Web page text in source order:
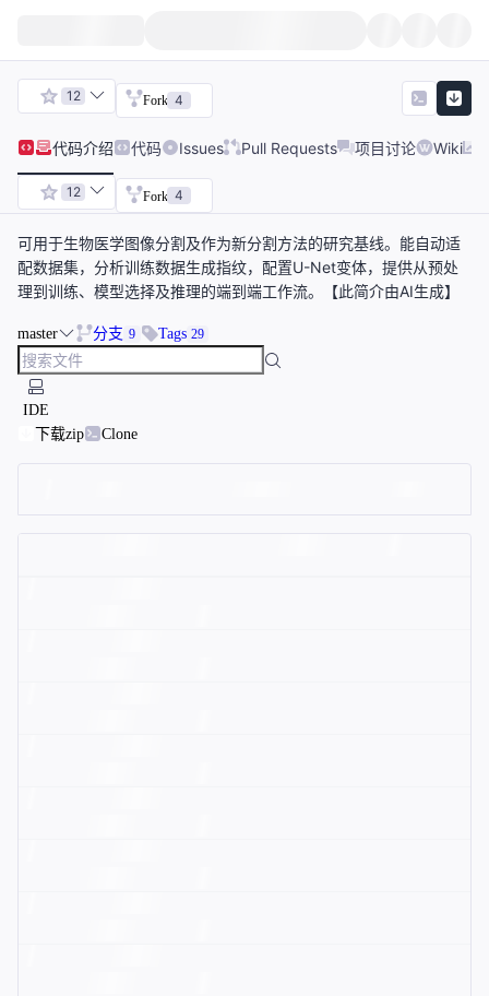
12 Fork 4
代码介绍 代码 Issues Pull Requests 项目讨论 Wiki
12 Fork 4
可用于生物医学图像分割及作为新分割方法的研究基线。能自动适
配数据集，分析训练数据生成指纹，配置U-Net变体，提供从预处
理到训练、模型选择及推理的端到端工作流。【此简介由AI生成】
master 分支 9 Tags 29
IDE
下载zip
Clone